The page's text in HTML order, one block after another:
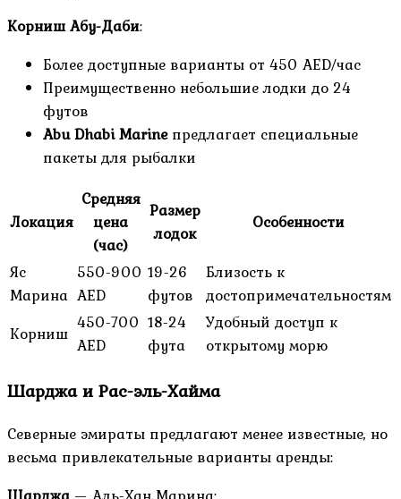
Корниш Абу-Даби:
Более доступные варианты от 450 AED/час
Преимущественно небольшие лодки до 24
футов
Abu Dhabi Marineпредлагает специальные
пакеты для рыбалки
Локация
Средняя
цена
(час)
Размер
лодок
Особенности
Яс
Марина
550-900
AED
19-26
футов
Близость к
достопримечательностям
Корниш 450-700
AED
18-24
фута
Удобный доступ к
открытому морю
Шарджа и Рас-эль-Хайма
Северные эмираты предлагают менее известные, но
весьма привлекательные варианты аренды: